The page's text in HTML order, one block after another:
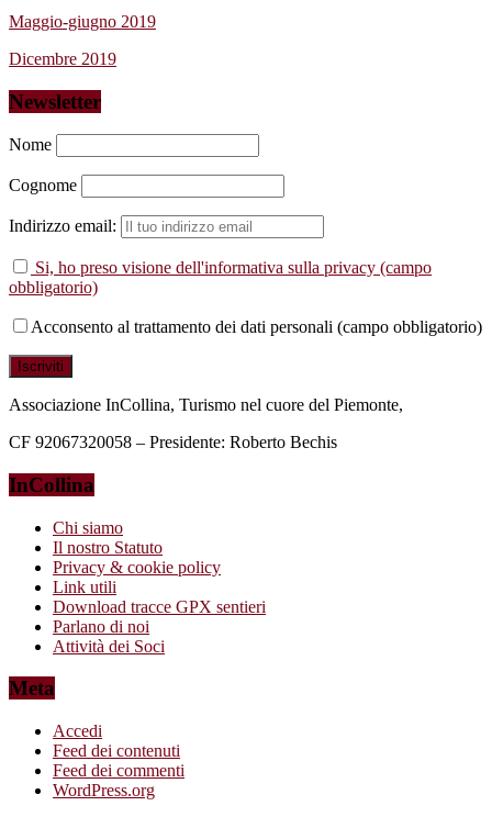
Maggio-giugno 2019
Dicembre 2019
Newsletter
Nome
Cognome
Indirizzo email:
Si, ho preso visione dell'informativa sulla privacy (campo
obbligatorio)
Acconsento al trattamento dei dati personali (campo obbligatorio)
Associazione InCollina, Turismo nel cuore del Piemonte,
CF 92067320058 – Presidente: Roberto Bechis
InCollina
Chi siamo
Il nostro Statuto
Privacy & cookie policy
Link utili
Download tracce GPX sentieri
Parlano di noi
Attività dei Soci
Meta
Accedi
Feed dei contenuti
Feed dei commenti
WordPress.org